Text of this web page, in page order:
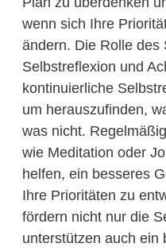
wenn sich Ihre
ändern. Die Rolle des
Selbstreflexion und
kontinuierliche
um herauszufinden,
was nicht.
wie Meditation oder
helfen, ein besseres
Ihre Prioritäten zu
fördern nicht nur die
unterstützen auch ein